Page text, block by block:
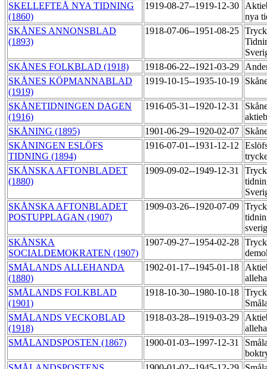
SKELLEFTEÅ NYA TIDNING
(1860)
1919-08-27--1919-12-30
nya
SKÅNES ANNONSBLAD
(1893)
1918-07-06--1951-08-25
SKÅNES FOLKBLAD (1918)
1918-06-22--1921-03-29
SKÅNES KÖPMANNABLAD
(1919)
1919-10-15--1935-10-19
SKÅNETIDNINGEN DAGEN
(1916)
1916-05-31--1920-12-31
SKÅNING (1895)
1901-06-29--1920-02-07
SKÅNINGEN ESLÖFS
TIDNING (1894)
1916-07-01--1931-12-12
SKÅNSKA AFTONBLADET
(1880)
1909-09-02--1949-12-31
SKÅNSKA AFTONBLADET
POSTUPPLAGAN (1907)
1909-03-26--1920-07-09
SKÅNSKA
SOCIALDEMOKRATEN (1907)
1907-09-27--1954-02-28
SMÅLANDS ALLEHANDA
(1880)
1902-01-17--1945-01-18
SMÅLANDS FOLKBLAD
(1901)
1918-10-30--1980-10-18
SMÅLANDS VECKOBLAD
(1918)
1918-03-28--1919-03-29
SMÅLANDSPOSTEN (1867)
1900-01-03--1997-12-31